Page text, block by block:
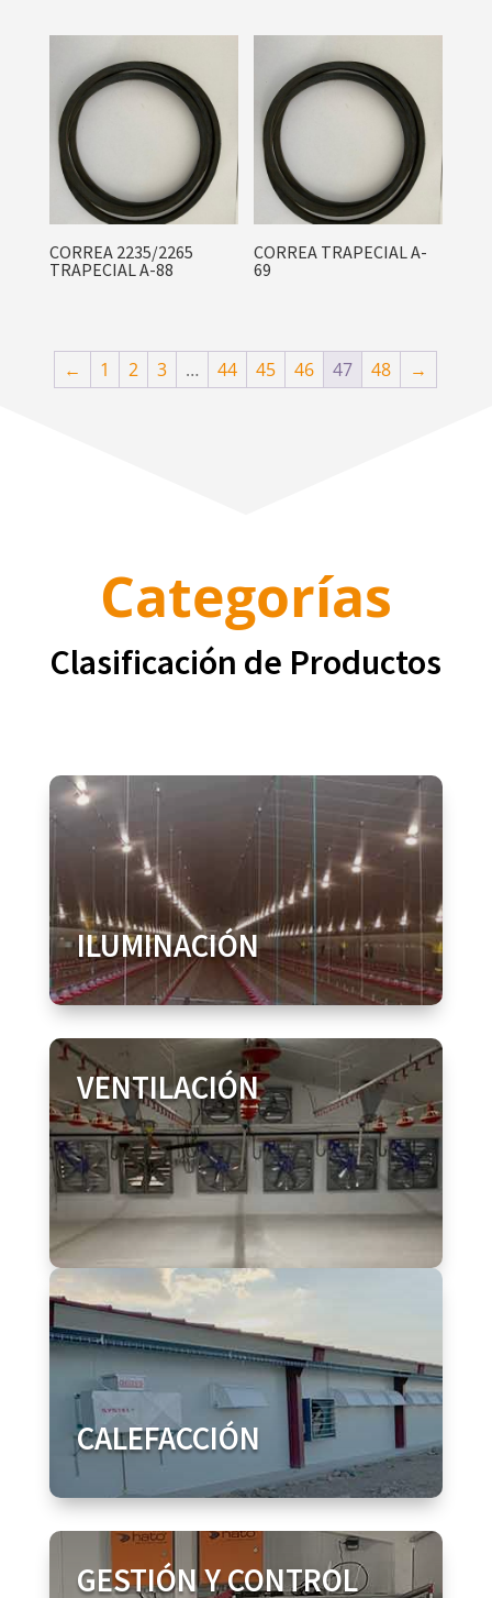
CORREA 2235/2265
TRAPECIAL A-88
CORREA TRAPECIAL A-
69
← 1 2 3 … 44 45 46 47 48 →
Categorías
Clasificación de Productos
ILUMINACIÓN
VENTILACIÓN
CALEFACCIÓN
GESTIÓN Y CONTROL